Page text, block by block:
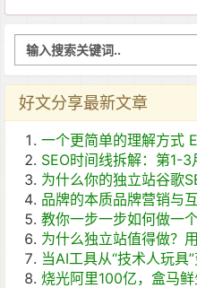
好文分享最新文章
一个更简单的理解方式
SEO时间线拆解：第1-
为什么你的独立站谷歌
品牌的本质品牌营销与
教你一步一步如何做一
为什么独立站值得做？
当AI工具从“技术人玩具
烧光阿里100亿，盒马